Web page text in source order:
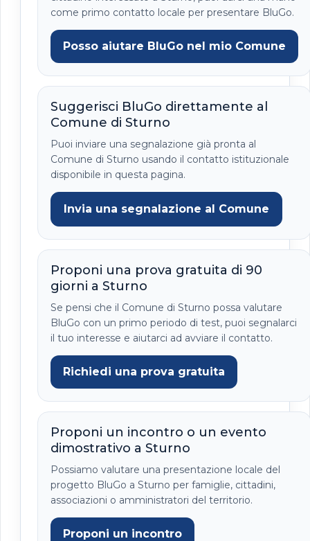
come primo contatto locale per presentare BluGo.
Posso aiutare BluGo nel mio Comune
Suggerisci BluGo direttamente al
Comune di Sturno
Puoi inviare una segnalazione già pronta al
Comune di Sturno usando il contatto istituzionale
disponibile in questa pagina.
Invia una segnalazione al Comune
Proponi una prova gratuita di 90
giorni a Sturno
Se pensi che il Comune di Sturno possa valutare
BluGo con un primo periodo di test, puoi segnalarci
il tuo interesse e aiutarci ad avviare il contatto.
Richiedi una prova gratuita
Proponi un incontro o un evento
dimostrativo a Sturno
Possiamo valutare una presentazione locale del
progetto BluGo a Sturno per famiglie, cittadini,
associazioni o amministratori del territorio.
Proponi un incontro